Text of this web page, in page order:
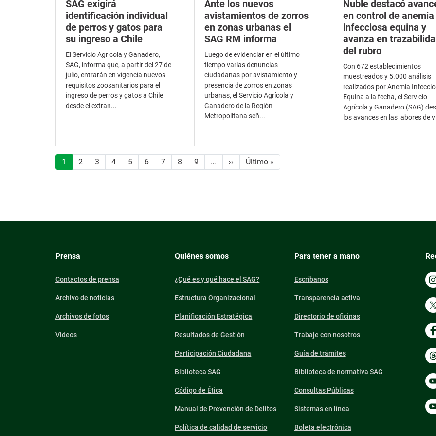
SAG exigirá
identificación individual
de perros y gatos para
su ingreso a Chile
El Servicio Agrícola y Ganadero,
SAG, informa que, a partir del 27 de
julio, entrarán en vigencia nuevos
requisitos zoosanitarios para el
ingreso de perros y gatos a Chile
desde el extran...
Ante los nuevos
avistamientos de zorros
en zonas urbanas el
SAG RM informa
Luego de evidenciar en el último
tiempo varias denuncias
ciudadanas por avistamiento y
presencia de zorros en zonas
urbanas, el Servicio Agrícola y
Ganadero de la Región
Metropolitana señ...
Ñuble destacó
en control de anemia
infecciosa equina y
avanza en
del rubro
Con 672 establecimientos
muestreados y 5.000 análisis
realizados por Anemia
Equina a la fecha, el Servicio
Agrícola y Ganadero (SAG)
los avances en las labores de
Paginación
1 2 3 4 5 6 7 8 9 … ›› Siguiente página
Último »
Prensa
Contactos de prensa
Archivo de noticias
Archivos de fotos
Videos
Quiénes somos
¿Qué es y qué hace el SAG?
Estructura Organizacional
Planificación Estratégica
Resultados de Gestión
Participación Ciudadana
Biblioteca SAG
Código de Ética
Manual de Prevención de Delitos
Política de calidad de servicio
Para tener a mano
Escríbanos
Transparencia activa
Directorio de oficinas
Trabaje con nosotros
Guía de trámites
Biblioteca de normativa SAG
Consultas Públicas
Sistemas en línea
Boleta electrónica